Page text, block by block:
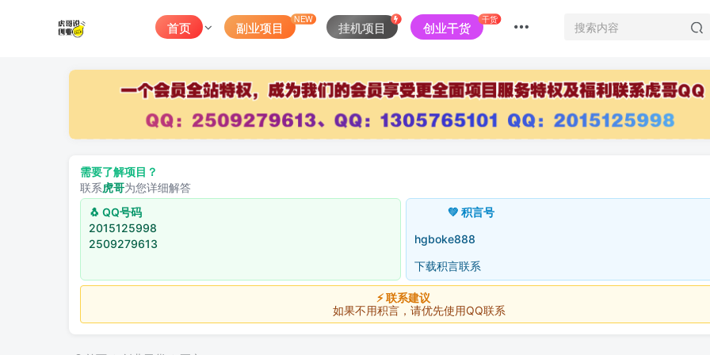
首页 副业项目
NEW
挂机项目 创业干货
干货
需要了解项目？
联系虎哥为您详细解答
🐧 QQ号码
2015125998
2509279613
💚 积言号
hgboke888
下载积言联系
⚡ 联系建议
如果不用积言，请优先使用QQ联系